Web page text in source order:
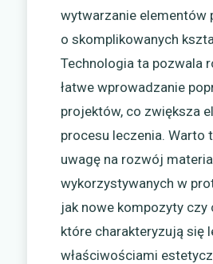
wytwarzanie elementów
o skomplikowanych
Technologia ta pozwala
łatwe wprowadzanie
projektów, co zwiększa
procesu leczenia. Warto
uwagę na rozwój
wykorzystywanych w
jak nowe kompozyty czy
które charakteryzują się
właściwościami